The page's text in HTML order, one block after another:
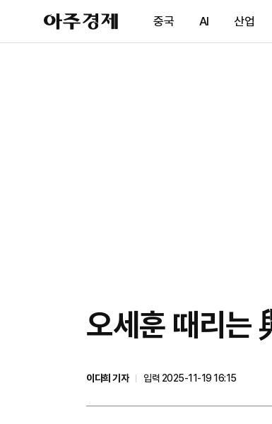
아
주
제
중국 AI 산업
오세훈 때리는
이다희 기자
입력 2025-11-19 16:15